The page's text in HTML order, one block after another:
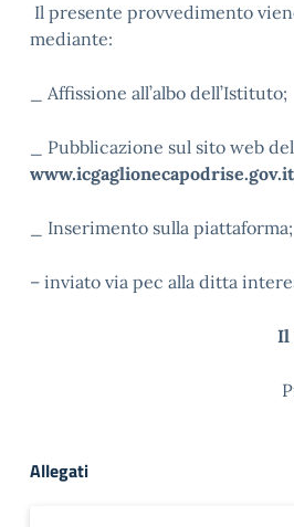
Il presente provvedimento
mediante:
_ Affissione all’albo dell’Istituto;
_ Pubblicazione sul sito web
_ Inserimento sulla piattaforma;
– inviato via pec alla ditta
Il
Allegati